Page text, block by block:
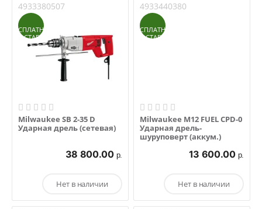
4933380507
БЕСПЛАТНАЯ
ДОСТАВКА
Milwaukee SB 2-35 D
Ударная дрель (сетевая)
38 800.00 р.
Нет в наличии
4933440380
БЕСПЛАТНАЯ
ДОСТАВКА
Milwaukee M12 FUEL CPD-0
Ударная дрель-
шуруповерт (аккум.)
13 600.00 р.
Нет в наличии